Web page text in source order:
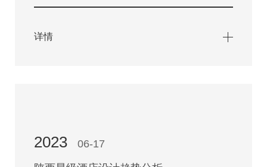
详情
2023 06-17